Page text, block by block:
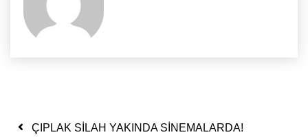
Yazı dolaşımı
ÇIPLAK SİLAH YAKINDA SİNEMALARDA!